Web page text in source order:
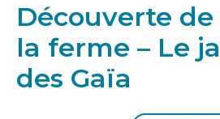
Découverte de
la ferme – Le
des Gaïa